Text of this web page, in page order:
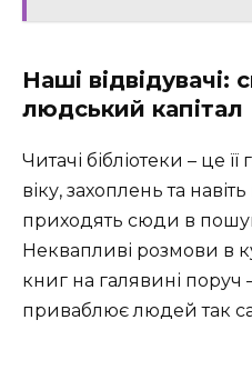
Наші відвідувачі:
людський капітал
Читачі бібліотеки – це
віку, захоплень та
приходять сюди в
Неквапливі розмови в
книг на галявині поруч
приваблює людей так